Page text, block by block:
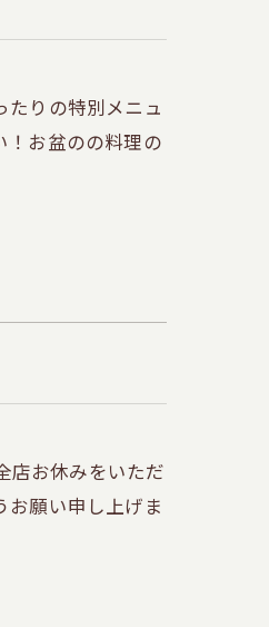
たりの特別メニュ
！お盆のの料理の
店お休みをいただ
願い申し上げま